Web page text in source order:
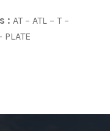
: AT – ATL – T –
PLATE